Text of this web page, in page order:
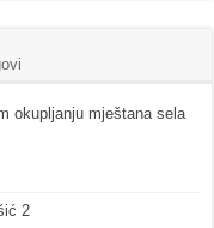
okupljanju mještana sela
2